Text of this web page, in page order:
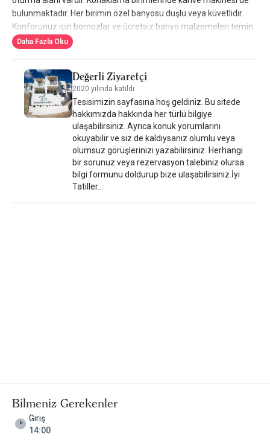
bulunmaktadır. Her birimin özel banyosu duşlu veya küvetlidir.
Konforunuz için bornozlar ve ücretsiz banyo malzemeleri temin
edilmektedir. Anemomiloi Andros Hotel genelinde WiFi erişimi
oluşan ve tercihinize göre ayarlanan ev yapımı kahvaltı servis
edilmektedir. Bu otelden bisiklet kiralayabilirsiniz. Bölge doğa
yürüyüşü için popülerdir. Araba kiralama hizmeti de
verilmektedir. Anemomiloi Andros Hotel, Andros Arkeoloji
Müzesi ve Andros Çağdaş Sanat Müzesi'ne 500 metre
uzaklıktadır. En yakın havaalanı olan Siroz Adası Ulusal Havaalanı
46 km mesafededir.
Daha Fazla Oku
Değerli Ziyaretçi
2020 yılında katıldı
Tesisimizin sayfasına hoş geldiniz. Bu sitede
hakkımızda hakkında her türlü bilgiye
ulaşabilirsiniz. Ayrıca konuk yorumlarını
okuyabilir ve siz de kaldıysanız olumlu veya
olumsuz görüşlerinizi yazabilirsiniz. Herhangi
bir sorunuz veya rezervasyon talebiniz olursa
bilgi formunu doldurup bize ulaşabilirsiniz.İyi
Tatiller...
Bilmeniz Gerekenler
Giriş
14:00